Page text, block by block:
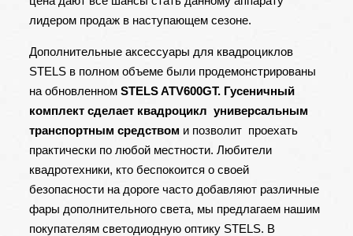
лидером продаж в наступающем сезоне.
Дополнительные аксессуары для квадроциклов
STELS в полном объеме были продемонстрированы
на обновленном STELS ATV600GT. Гусеничный
комплект сделает квадроцикл универсальным
транспортным средством и позволит проехать
практически по любой местности. Любители
квадротехники, кто беспокоится о своей
безопасности на дороге часто добавляют различные
фары дополнительного света, мы предлагаем нашим
покупателям светодиодную оптику STELS. В